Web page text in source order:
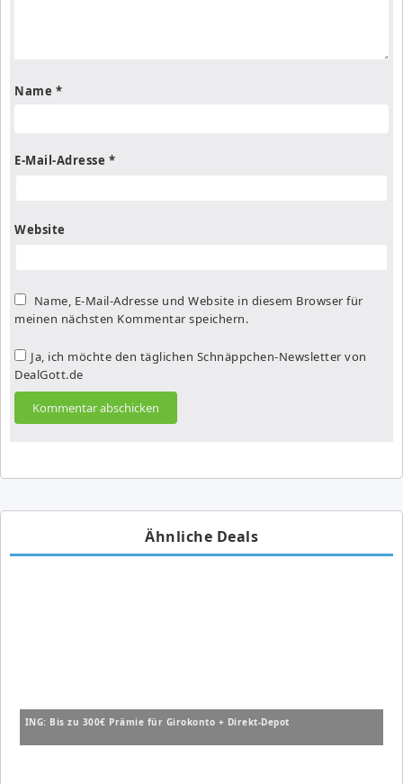
Name *
E-Mail-Adresse *
Website
Name, E-Mail-Adresse und Website in diesem Browser für
meinen nächsten Kommentar speichern.
Ja, ich möchte den täglichen Schnäppchen-Newsletter von
DealGott.de
Ähnliche Deals
ING: Bis zu 300€ Prämie für Girokonto + Direkt-Depot